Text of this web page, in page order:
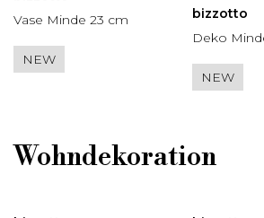
Vase Minde 23 cm
NEW
bizzotto
Deko
NEW
Wohndekoration